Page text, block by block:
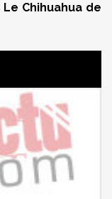
Le Chihuahua de